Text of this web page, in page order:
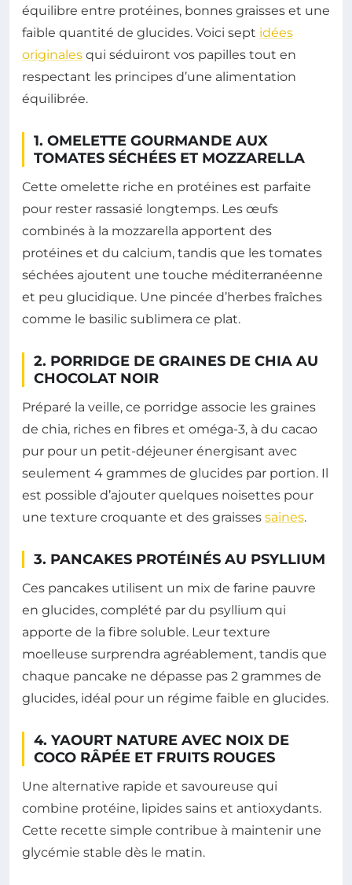
équilibre entre protéines, bonnes graisses et une
faible quantité de glucides. Voici sept idées
originales qui séduiront vos papilles tout en
respectant les principes d’une alimentation
équilibrée.
1. OMELETTE GOURMANDE AUX
TOMATES SÉCHÉES ET MOZZARELLA
Cette omelette riche en protéines est parfaite
pour rester rassasié longtemps. Les œufs
combinés à la mozzarella apportent des
protéines et du calcium, tandis que les tomates
séchées ajoutent une touche méditerranéenne
et peu glucidique. Une pincée d’herbes fraîches
comme le basilic sublimera ce plat.
2. PORRIDGE DE GRAINES DE CHIA AU
CHOCOLAT NOIR
Préparé la veille, ce porridge associe les graines
de chia, riches en fibres et oméga-3, à du cacao
pur pour un petit-déjeuner énergisant avec
seulement 4 grammes de glucides par portion. Il
est possible d’ajouter quelques noisettes pour
une texture croquante et des graisses saines.
3. PANCAKES PROTÉINÉS AU PSYLLIUM
Ces pancakes utilisent un mix de farine pauvre
en glucides, complété par du psyllium qui
apporte de la fibre soluble. Leur texture
moelleuse surprendra agréablement, tandis que
chaque pancake ne dépasse pas 2 grammes de
glucides, idéal pour un régime faible en glucides.
4. YAOURT NATURE AVEC NOIX DE
COCO RÂPÉE ET FRUITS ROUGES
Une alternative rapide et savoureuse qui
combine protéine, lipides sains et antioxydants.
Cette recette simple contribue à maintenir une
glycémie stable dès le matin.